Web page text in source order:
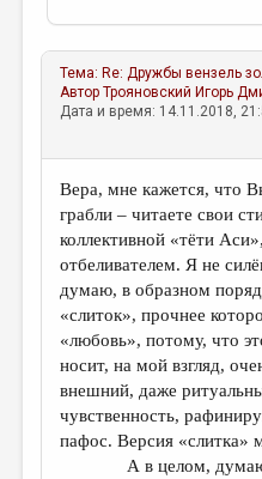
Тема:Re: Дружбы вензель
АвторТрояновский Игорь
Дата и время: 14.11.2018,
Вера, мне кажется, что
грабли – читаете свои
коллективной «тёти
отбеливателем. Я не
думаю, в образном
«слиток», прочнее
«любовь», потому, что
носит, на мой взгляд,
внешний, даже
чувственность,
пафос. Версия «слитка»
А в целом, думаю,